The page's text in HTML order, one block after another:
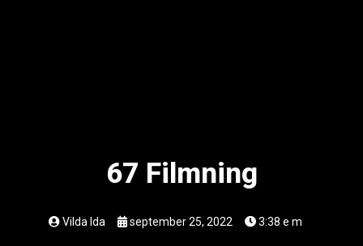
67 Filmning
Vilda Ida september 25, 2022 3:38 e m